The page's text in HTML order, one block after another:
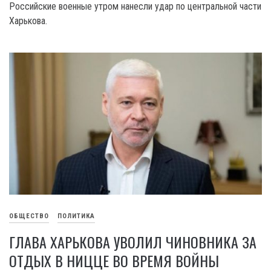
Российские военные утром нанесли удар по центральной части
Харькова.
ОБЩЕСТВО ПОЛИТИКА
ГЛАВА ХАРЬКОВА УВОЛИЛ ЧИНОВНИКА ЗА
ОТДЫХ В НИЦЦЕ ВО ВРЕМЯ ВОЙНЫ